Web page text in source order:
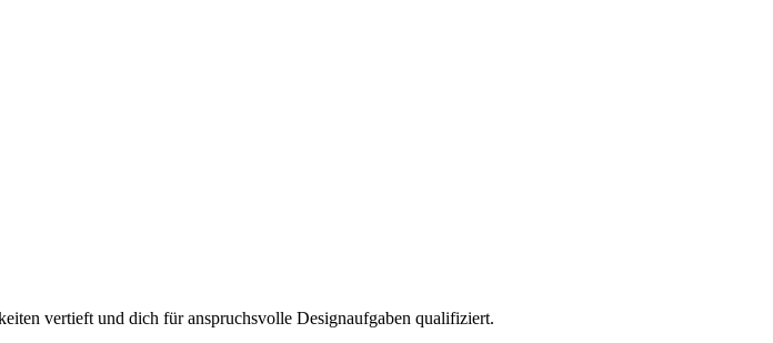
vertieft und dich für anspruchsvolle Designaufgaben qualifiziert.